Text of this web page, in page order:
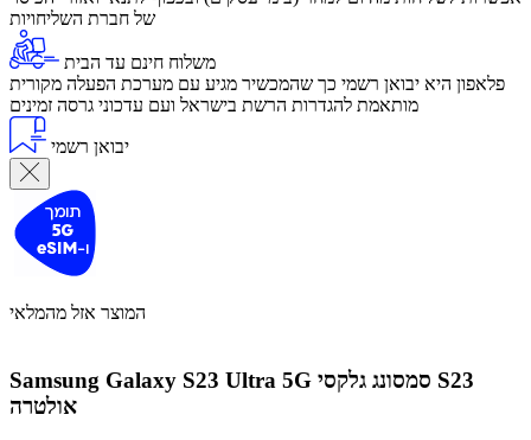
של חברת השליחויות
משלוח חינם עד הבית
פלאפון היא יבואן רשמי כך שהמכשיר מגיע עם מערכת הפעלה מקורית
מותאמת להגדרות הרשת בישראל ועם עדכוני גרסה זמינים
יבואן רשמי
המוצר אזל מהמלאי
Samsung Galaxy S23 Ultra 5G סמסונג גלקסי S23
אולטרה